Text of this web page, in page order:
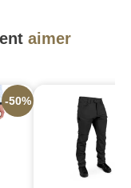
aimer
-50%